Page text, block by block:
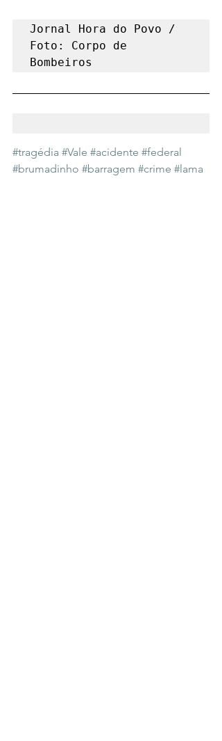
Jornal Hora do Povo /
Foto: Corpo de
Bombeiros
#tragédia #Vale #acidente #federal
#brumadinho #barragem #crime #lama